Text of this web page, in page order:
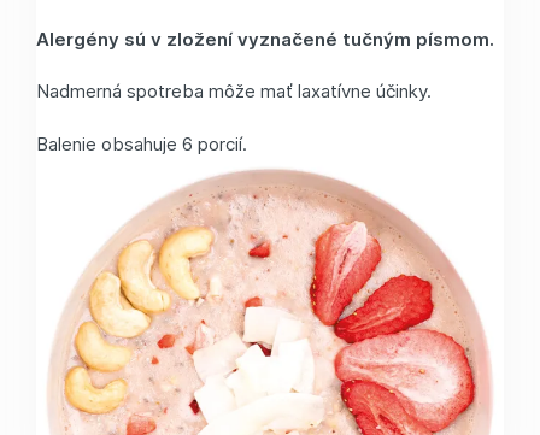
Alergény sú v zložení vyznačené tučným písmom.
Nadmerná spotreba môže mať laxatívne účinky.
Balenie obsahuje 6 porcií.